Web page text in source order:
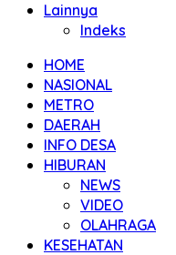
Lainnya
Indeks
HOME
NASIONAL
METRO
DAERAH
INFO DESA
HIBURAN
NEWS
VIDEO
OLAHRAGA
KESEHATAN